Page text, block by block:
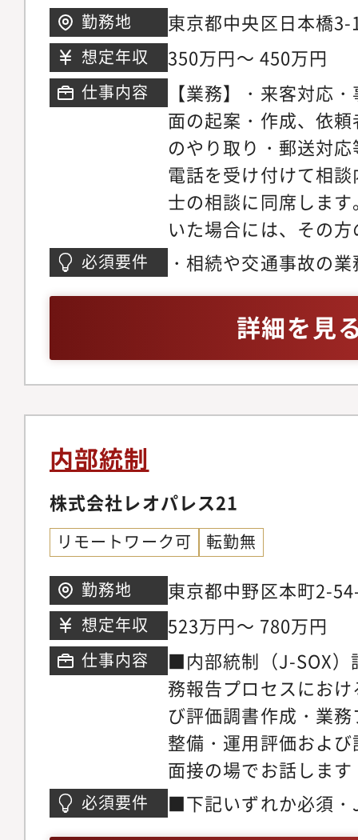
索している、大手事
所とは異なる独自の
所です。例えば、基
護士とリーガルスタ
チームワークで依頼
また、事務所会議や
拘束されるといった
所員が議論して考え
針等を決めていきま
気風で弁護士やリー
期的に開いて懇親を
い事務所です。
勤務地
東京都中央区日本橋
桜通り 6階
想定年収 350万円～ 450万円
仕事内容
【業務】・来客対応
面の起案・作成、依
のやり取り・郵送対
電話を受け付けて相
士の相談に同席しま
いた場合には、その
ます。担当スタッフ
とのやりとり、事件
作業はすべて、弁護
一般的な法律事務所
も幅広い裁量と責任
は、交通事故の被害
者との信頼関係を構
【特徴】リンクスは
タッフで一緒に事務
索している、大手事
所とは異なる独自の
所です。例えば、基
護士とリーガルスタ
チームワークで依頼
また、事務所会議や
拘束されるといった
所員が議論して考え
針等を決めていきま
必須要件
・相続や交通事故の
詳細を見
内部統制
株式会社レオパレス21
リモートワーク可 転勤無
勤務地 東京都中野区本町2-
想定年収 523万円～ 780万円
仕事内容
■内部統制（J-SOX）
務報告プロセスにお
び評価調書作成・業
整備・運用評価およ
面接の場でお話します
必須要件
■下記いずれか必須・